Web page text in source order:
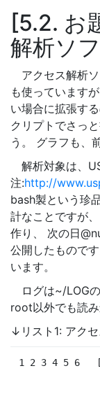
5.2. お
解析ソ
アクセス解析
も使っています
い場合に拡張す
クリプトでさっ
う。 グラフも、
解析対象は、
注:http://
bash製という珍
計なことですが
作り、 次の日
公開したもので
います。
ログは~/LOGの
root以外でも読み
↓リスト1: アク
1 2 3 4 5 6 [